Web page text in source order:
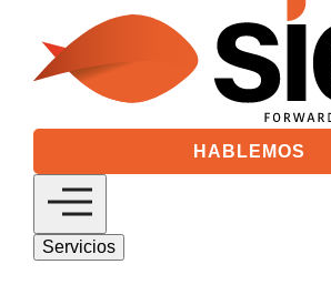
HABLEMOS
Servicios